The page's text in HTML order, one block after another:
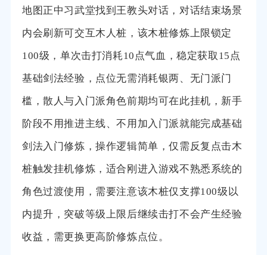
地图正中习武堂找到王教头对话，对话结束场景
内会刷新可交互木人桩，该木桩修炼上限锁定
100级，单次击打消耗10点气血，稳定获取15点
基础剑法经验，点位无需消耗银两、无门派门
槛，散人与入门派角色前期均可在此挂机，新手
阶段不用推进主线、不用加入门派就能完成基础
剑法入门修炼，操作逻辑简单，仅需反复点击木
桩触发挂机修炼，适合刚进入游戏不熟悉系统的
角色过渡使用，需要注意该木桩仅支撑100级以
内提升，突破等级上限后继续击打不会产生经验
收益，需更换更高阶修炼点位。